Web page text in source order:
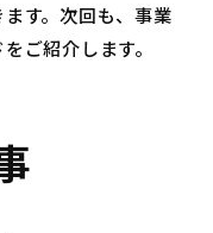
す。次回も、事業
ご紹介します。